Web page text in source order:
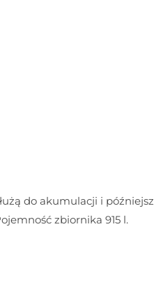
do akumulacji i
zbiornika 915 l.